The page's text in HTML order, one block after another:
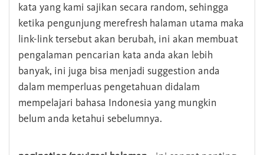
kata yang kami sajikan secara random, sehingga
ketika pengunjung merefresh halaman utama maka
link-link tersebut akan berubah, ini akan membuat
pengalaman pencarian kata anda akan lebih
banyak, ini juga bisa menjadi suggestion anda
dalam memperluas pengetahuan didalam
mempelajari bahasa Indonesia yang mungkin
belum anda ketahui sebelumnya.